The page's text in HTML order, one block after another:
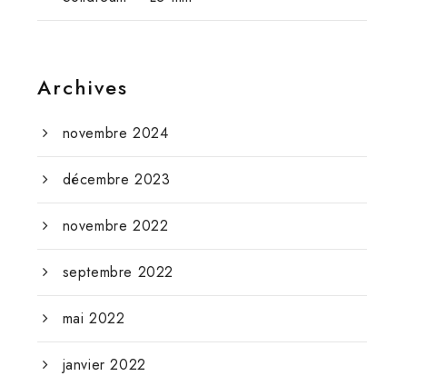
Archives
novembre 2024
décembre 2023
novembre 2022
septembre 2022
mai 2022
janvier 2022